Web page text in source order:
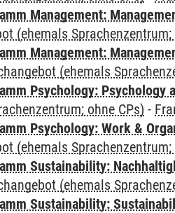
Management:
(ehemals Sprachenzentrum;
Management:
(ehemals
Psychology: Psychology
ohne CPs) -
Psychology: Work &
(ehemals Sprachenzentrum;
Sustainability:
(ehemals
Sustainability: